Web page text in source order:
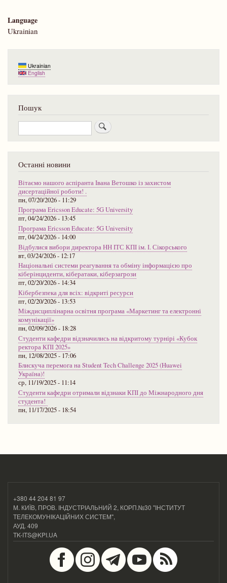
Language
Ukrainian
Ukrainian
English
Пошук
Пошук
Останні новини
Вітаємо нашого аспіранта Івана Ветошко із захистом
дисертаційної роботи! .
пн, 07/20/2026 - 11:29
Програма Ericsson Educate: 5G University
пт, 04/24/2026 - 13:45
Програма Ericsson Educate: 5G University
пт, 04/24/2026 - 14:00
Відбулися вибори директора НН ІТС КПІ ім. І. Сікорського
вт, 03/24/2026 - 12:17
Національні системи реагування та обміну інформацією про
кіберінциденти, кібератаки, кіберзагрози
пт, 02/20/2026 - 14:34
Кібербезпека для всіх: відкриті ресурси
пт, 02/20/2026 - 13:53
Міждисциплінарна освітня програма «Маркетинг та електронні
комунікації»
пн, 02/09/2026 - 18:28
Студенти кафедри відзначились на відкритому турнірі «Кубок
ректора КПІ 2025»
пн, 12/08/2025 - 17:06
Блискуча перемога на Student Tech Challenge 2025 (Huawei
Україна)!
ср, 11/19/2025 - 11:14
Студенти кафедри отримали відзнаки КПІ до Міжнародного дня
студента!
пн, 11/17/2025 - 18:54
+380 44 204 81 97
М. КИЇВ, ПРОВ. ІНДУСТРІАЛЬНИЙ 2, КОРП.№30 "ІНСТИТУТ
ТЕЛЕКОМУНІКАЦІЙНИХ СИСТЕМ",
АУД. 409
TK-ITS@KPI.UA